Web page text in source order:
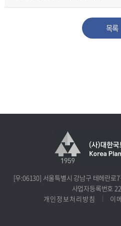
[우:06130] 서울특별시 강남구 테헤란로
사업자등록번호
개인정보처리방침
이